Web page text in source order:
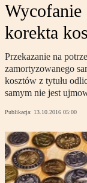
Wycofanie
korekta
Przekazanie na
zamortyzowanego
kosztów z tytułu
samym nie jest
Publikacja: 13.10.2016 05:00